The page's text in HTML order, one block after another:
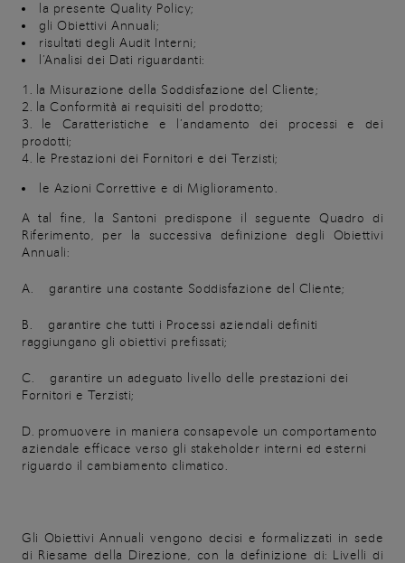
la presente Quality Policy;
gli Obiettivi Annuali;
risultati degli Audit Interni;
l’Analisi dei Dati riguardanti:
la Misurazione della Soddisfazione del Cliente;
la Conformità ai requisiti del prodotto;
le Caratteristiche e l’andamento dei processi e dei
prodotti;
le Prestazioni dei Fornitori e dei Terzisti;
le Azioni Correttive e di Miglioramento.
A tal fine, la Santoni predispone il seguente Quadro di
Riferimento, per la successiva definizione degli Obiettivi
Annuali:
A. garantire una costante Soddisfazione del Cliente;
B. garantire che tutti i Processi aziendali definiti
raggiungano gli obiettivi prefissati;
C. garantire un adeguato livello delle prestazioni dei
Fornitori e Terzisti;
D. promuovere in maniera consapevole un comportamento
aziendale efficace verso gli stakeholder interni ed esterni
riguardo il cambiamento climatico.
Gli Obiettivi Annuali vengono decisi e formalizzati in sede
di Riesame della Direzione, con la definizione di: Livelli di